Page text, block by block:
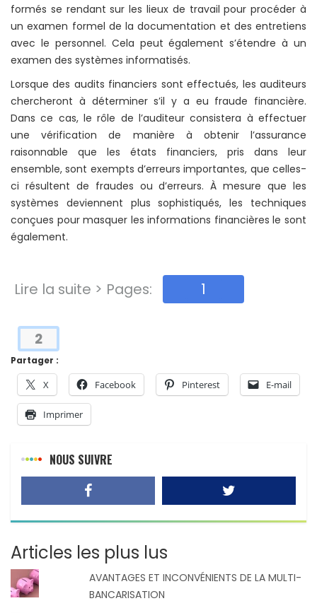
formés se rendant sur les lieux de travail pour procéder à
un examen formel de la documentation et des entretiens
avec le personnel. Cela peut également s’étendre à un
examen des systèmes informatisés.
Lorsque des audits financiers sont effectués, les auditeurs
chercheront à déterminer s’il y a eu fraude financière.
Dans ce cas, le rôle de l’auditeur consistera à effectuer
une vérification de manière à obtenir l’assurance
raisonnable que les états financiers, pris dans leur
ensemble, sont exempts d’erreurs importantes, que celles-
ci résultent de fraudes ou d’erreurs. À mesure que les
systèmes deviennent plus sophistiqués, les techniques
conçues pour masquer les informations financières le sont
également.
Partager :
X Facebook Pinterest E-mail
Imprimer
Lire la suite > Pages: 1
2
NOUS SUIVRE
Articles les plus lus
AVANTAGES ET INCONVÉNIENTS DE LA MULTI-
BANCARISATION